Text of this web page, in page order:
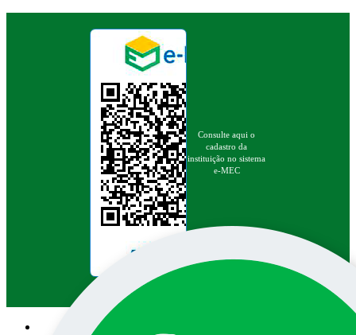
Consulte aqui o
cadastro da
instituição no sistema
e-MEC
Pesquisa no site: